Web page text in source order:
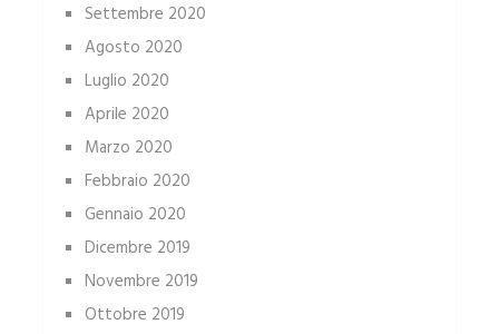
Settembre 2020
Agosto 2020
Luglio 2020
Aprile 2020
Marzo 2020
Febbraio 2020
Gennaio 2020
Dicembre 2019
Novembre 2019
Ottobre 2019